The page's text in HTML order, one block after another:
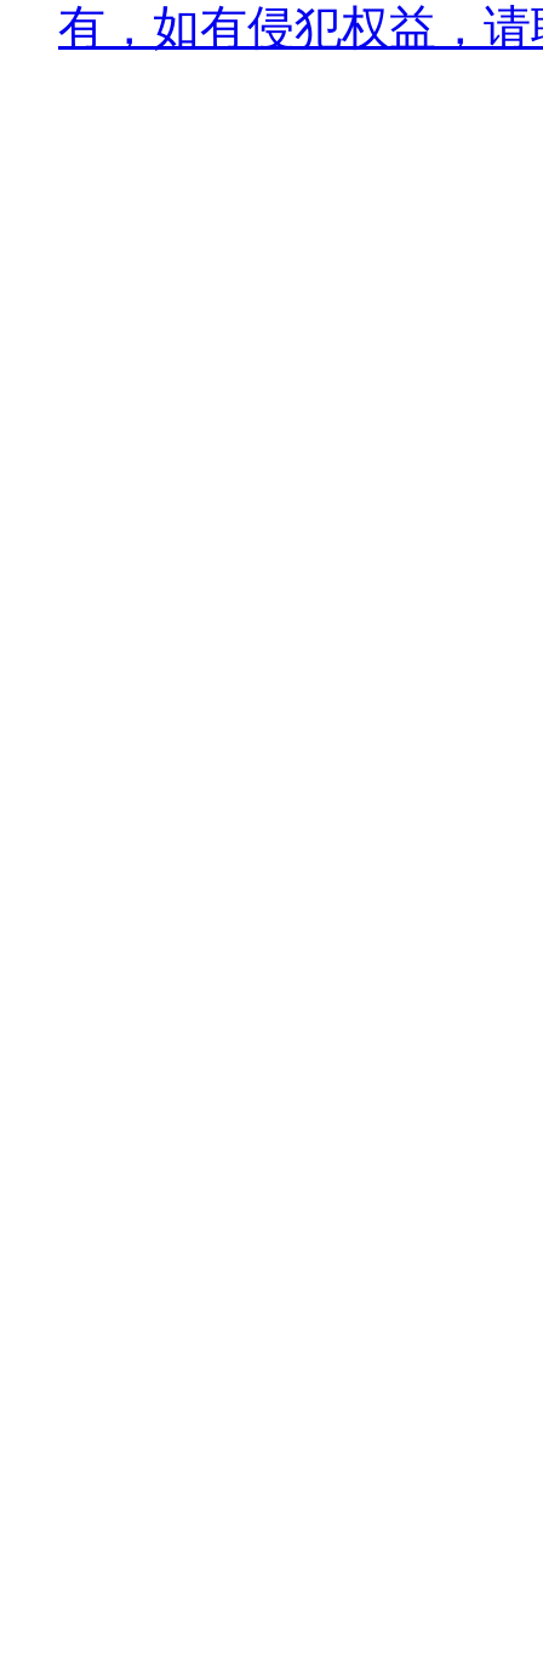
有，如有侵犯权益，